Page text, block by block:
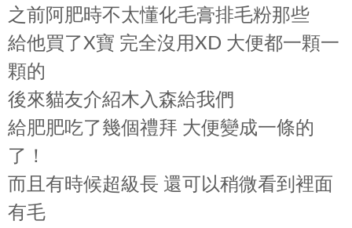
之前阿肥時不太懂化毛膏排毛粉那些
給他買了X寶 完全沒用XD 大便都一顆一
顆的
後來貓友介紹木入森給我們
給肥肥吃了幾個禮拜 大便變成一條的
了！
而且有時候超級長 還可以稍微看到裡面
有毛